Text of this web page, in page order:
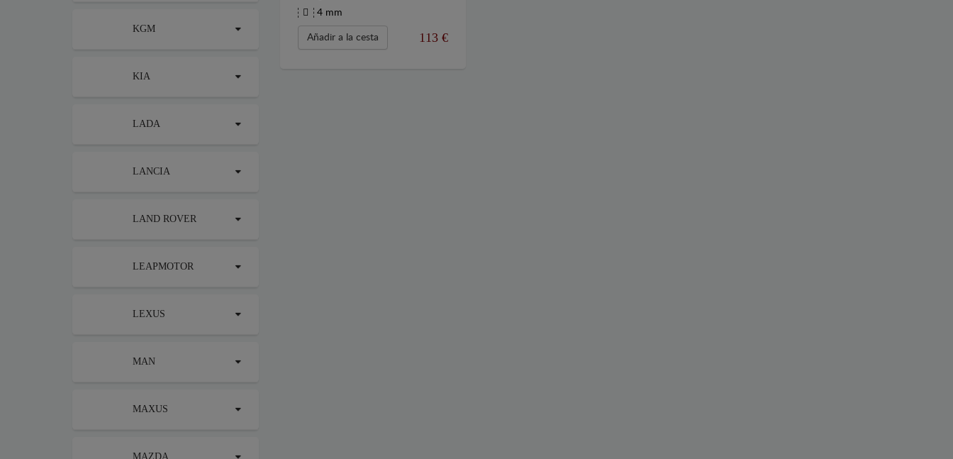
KGM
KIA
LADA
LANCIA
LAND ROVER
LEAPMOTOR
LEXUS
MAN
MAXUS
MAZDA
4 mm
Añadir a la cesta 113€